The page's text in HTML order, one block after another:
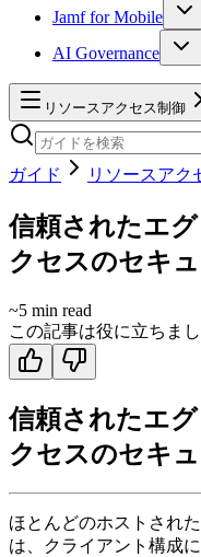
Jamf for Mobile
AI Governance
リソースアクセス制御
ガイド リソースアク
信頼されたエ
クセスのセキ
~5 min read
この記事は役に立ちま
信頼されたエ
クセスのセキ
ほとんどのホストされ
は、クライアント構成